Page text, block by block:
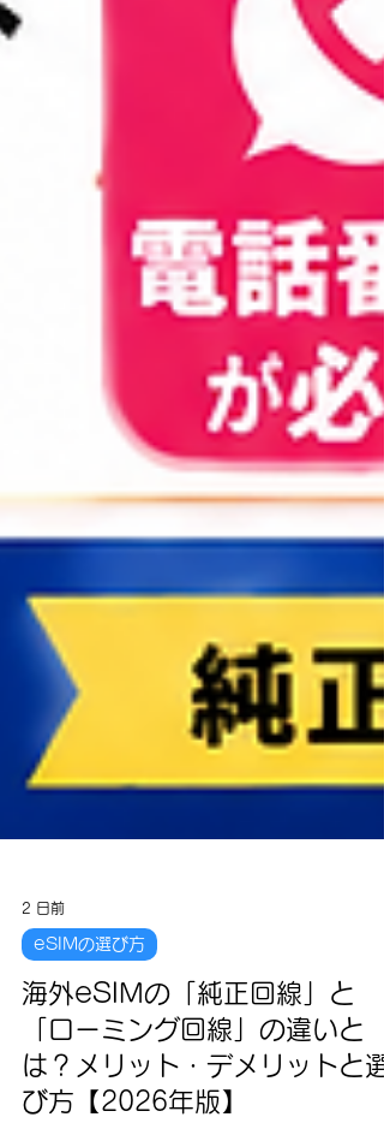
2 日前
eSIMの選び方
海外eSIMの「純正回線」と